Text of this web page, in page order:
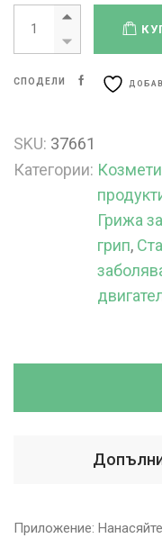
СПОДЕЛИ
SKU: 37661
Категории:
Грижа
грип,
Приложение: